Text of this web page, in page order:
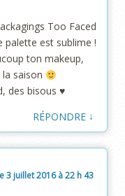
Too Faced
palette est sublime !
ton makeup,
saison
des bisous ♥
RÉPONDRE ↓
3 juillet 2016 à 22 h 43